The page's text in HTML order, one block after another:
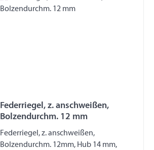
Federriegel, z. anschweißen,
Bolzendurchm. 12 mm
Federriegel, z. anschweißen,
Bolzendurchm. 12mm, Hub 14 mm,